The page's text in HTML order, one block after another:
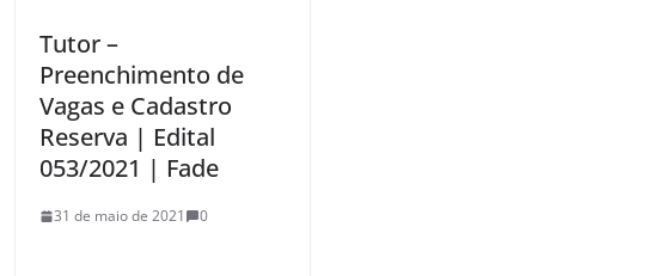
Tutor –
Preenchimento de
Vagas e Cadastro
Reserva | Edital
053/2021 | Fade
31 de maio de 2021 0